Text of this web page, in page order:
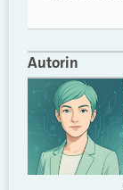
Autorin